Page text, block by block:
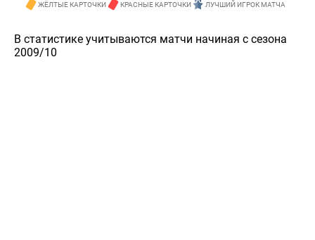
ЖЁЛТЫЕ КАРТОЧКИ
КРАСНЫЕ КАРТОЧКИ ЛУЧШИЙ ИГРОК МАТЧА
В статистике учитываются матчи начиная с сезона
2009/10